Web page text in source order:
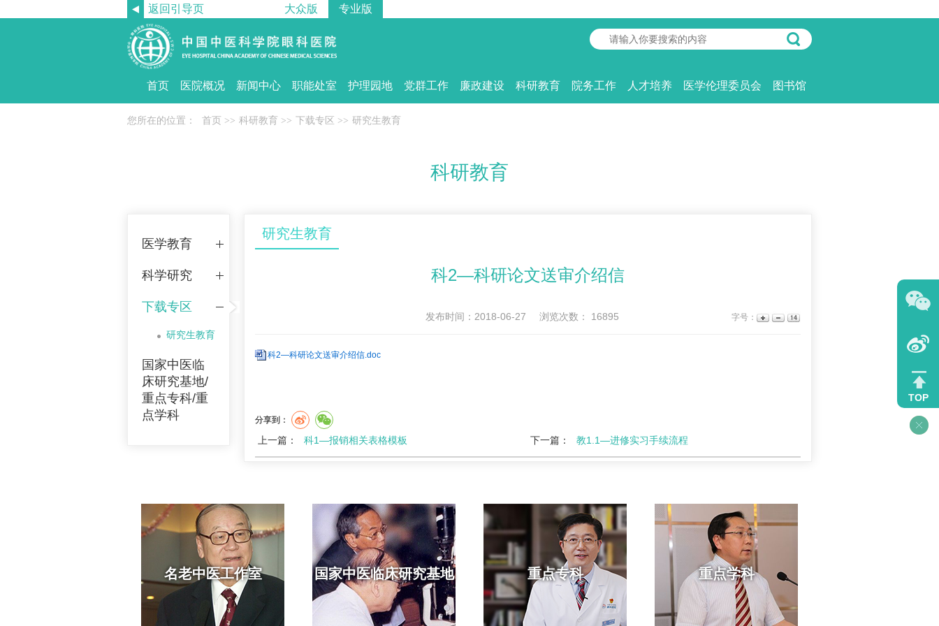
返回引导页 大众版 专业版
首页 医院概况 新闻中心 职能处室 护理园地 党群工作 廉政建设 科研教育 院务工作 人才培养 医学伦理委员会 图书馆
您所在的位置： 首页 >> 科研教育 >> 下载专区 >> 研究生教育
科研教育
医学教育
科学研究
下载专区
研究生教育
国家中医临
床研究基地/
重点专科/重
点学科
研究生教育
科2—科研论文送审介绍信
发布时间：2018-06-27 浏览次数： 16895 字号：
科2—科研论文送审介绍信.doc
分享到：
上一篇： 科1—报销相关表格模板 下一篇： 教1.1—进修实习手续流程
名老中医工作室 国家中医临床研究基地 重点专科 重点学科
TOP